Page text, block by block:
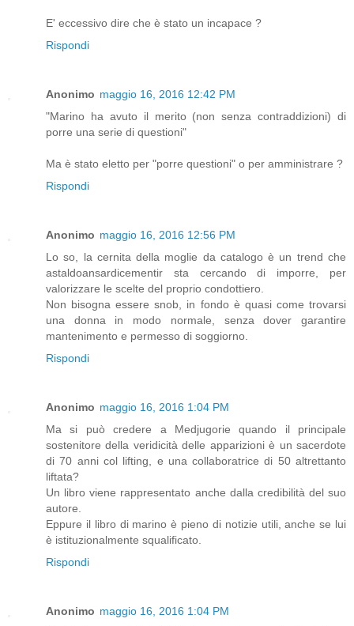
E' eccessivo dire che è stato un incapace ?
Rispondi
Anonimo maggio 16, 2016 12:42 PM
"Marino ha avuto il merito (non senza contraddizioni) di
porre una serie di questioni"
Ma è stato eletto per "porre questioni" o per amministrare ?
Rispondi
Anonimo maggio 16, 2016 12:56 PM
Lo so, la cernita della moglie da catalogo è un trend che
astaldoansardicementir sta cercando di imporre, per
valorizzare le scelte del proprio condottiero.
Non bisogna essere snob, in fondo è quasi come trovarsi
una donna in modo normale, senza dover garantire
mantenimento e permesso di soggiorno.
Rispondi
Anonimo maggio 16, 2016 1:04 PM
Ma si può credere a Medjugorie quando il principale
sostenitore della veridicità delle apparizioni è un sacerdote
di 70 anni col lifting, e una collaboratrice di 50 altrettanto
liftata?
Un libro viene rappresentato anche dalla credibilità del suo
autore.
Eppure il libro di marino è pieno di notizie utili, anche se lui
è istituzionalmente squalificato.
Rispondi
Anonimo maggio 16, 2016 1:04 PM